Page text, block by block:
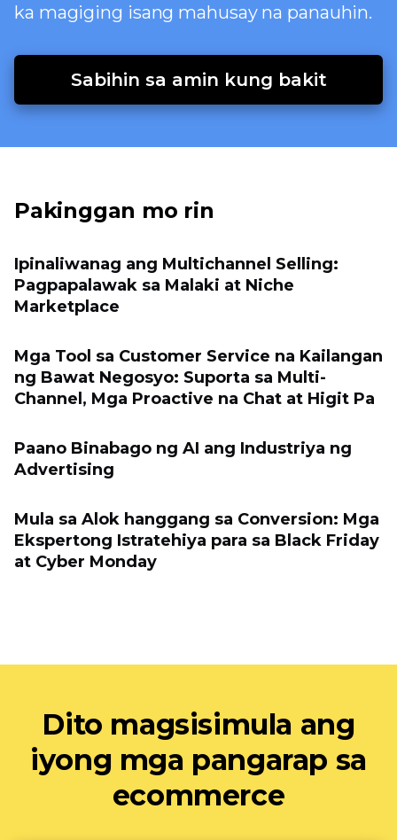
ka magiging isang mahusay na panauhin.
Sabihin sa amin kung bakit
Pakinggan mo rin
Ipinaliwanag ang Multichannel Selling:
Pagpapalawak sa Malaki at Niche
Marketplace
Mga Tool sa Customer Service na Kailangan
ng Bawat Negosyo: Suporta sa Multi-
Channel, Mga Proactive na Chat at Higit Pa
Paano Binabago ng AI ang Industriya ng
Advertising
Mula sa Alok hanggang sa Conversion: Mga
Ekspertong Istratehiya para sa Black Friday
at Cyber ​​Monday
Dito magsisimula ang
iyong mga pangarap sa
ecommerce